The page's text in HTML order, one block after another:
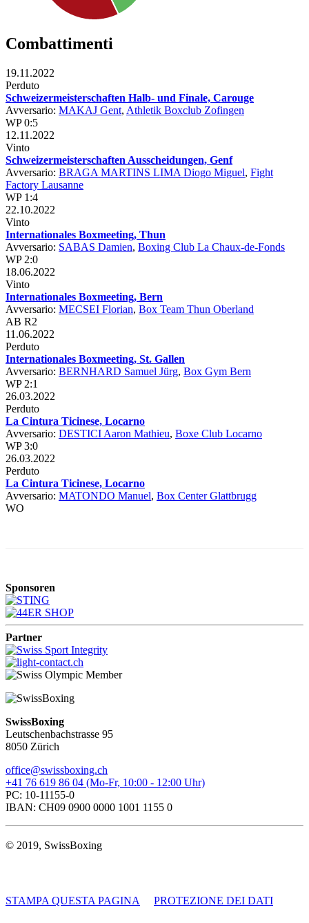
Combattimenti
19.11.2022
Perduto
Schweizermeisterschaften Halb- und Finale, Carouge
Avversario: MAKAJ Gent, Athletik Boxclub Zofingen
WP 0:5
12.11.2022
Vinto
Schweizermeisterschaften Ausscheidungen, Genf
Avversario: BRAGA MARTINS LIMA Diogo Miguel, Fight
Factory Lausanne
WP 1:4
22.10.2022
Vinto
Internationales Boxmeeting, Thun
Avversario: SABAS Damien, Boxing Club La Chaux-de-Fonds
WP 2:0
18.06.2022
Vinto
Internationales Boxmeeting, Bern
Avversario: MECSEI Florian, Box Team Thun Oberland
AB R2
11.06.2022
Perduto
Internationales Boxmeeting, St. Gallen
Avversario: BERNHARD Samuel Jürg, Box Gym Bern
WP 2:1
26.03.2022
Perduto
La Cintura Ticinese, Locarno
Avversario: DESTICI Aaron Mathieu, Boxe Club Locarno
WP 3:0
26.03.2022
Perduto
La Cintura Ticinese, Locarno
Avversario: MATONDO Manuel, Box Center Glattbrugg
WO
Sponsoren
Partner
SwissBoxing
Leutschenbachstrasse 95
8050 Zürich
office@swissboxing.ch
+41 76 619 86 04 (Mo-Fr, 10:00 - 12:00 Uhr)
PC: 10-11155-0
IBAN: CH09 0900 0000 1001 1155 0
© 2019, SwissBoxing
STAMPA QUESTA PAGINA PROTEZIONE DEI DATI